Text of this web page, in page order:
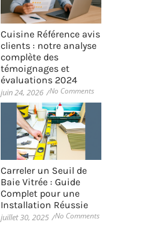
Cuisine Référence avis
clients : notre analyse
complète des
témoignages et
évaluations 2024
juin 24, 2026 /No Comments
Carreler un Seuil de
Baie Vitrée : Guide
Complet pour une
Installation Réussie
juillet 30, 2025 /No Comments